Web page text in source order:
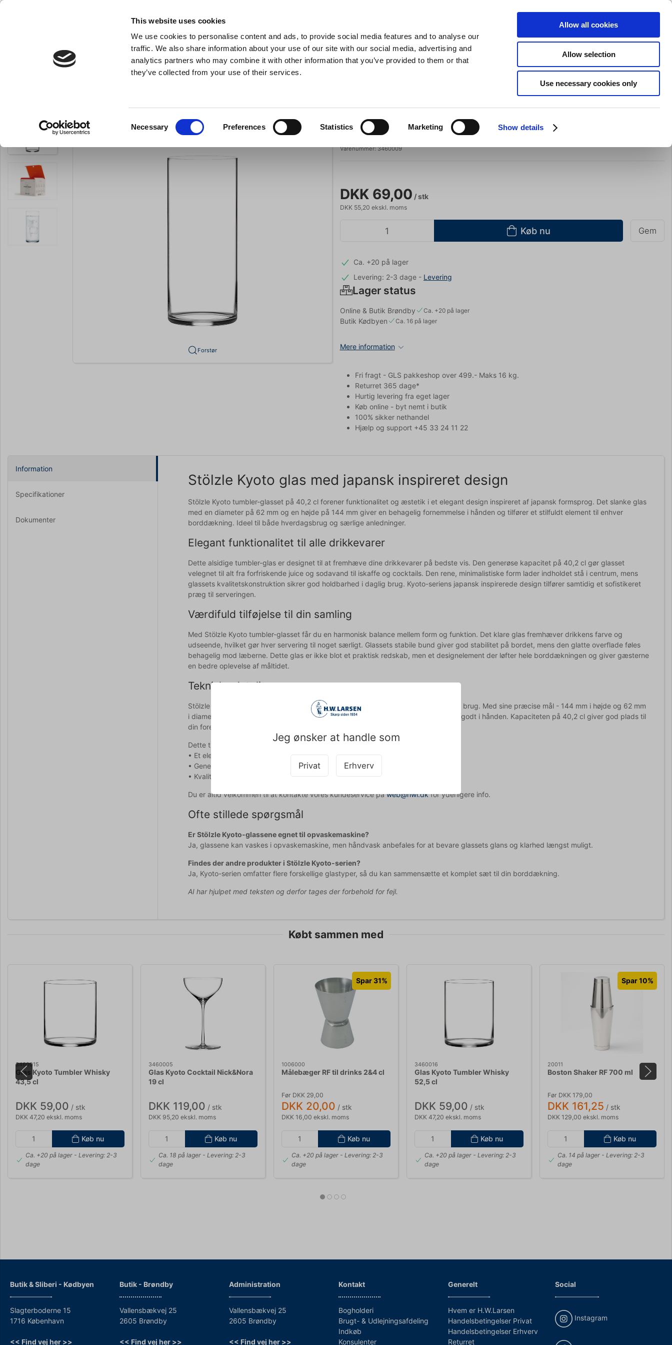
This website uses cookies
We use cookies to personalise content and ads, to provide social media features and to analyse our
traffic. We also share information about your use of our site with our social media, advertising and
analytics partners who may combine it with other information that you’ve provided to them or that
they’ve collected from your use of their services.
Necessary Preferences Statistics Marketing Show details
Allow all cookies
Allow selection
Use necessary cookies only
- Køkkenudstyr til professionelle og entusiaster Søg Indkøbskurv (0)
Køkkenredskaber Gryder & Pander Grill Barudstyr Tilbud Brands Slibning
Jeg ønsker at handle som
Privat Erhverv
Forstør
Stölzle
Glas Kyoto Tumbler 40,2 cl
Varenummer:3460009
DKK 69,00 / stk
DKK 55,20 ekskl. moms
Køb nu Gem
Ca. +20 på lager
Levering: 2-3 dage - Levering
Lager status
Online & Butik Brøndby Ca. +20 på lager
Butik Kødbyen Ca. 16 på lager
Mere information
Fri fragt - GLS pakkeshop over 499.- Maks 16 kg.
Returret 365 dage*
Hurtig levering fra eget lager
Køb online - byt nemt i butik
100% sikker nethandel
Hjælp og support +45 33 24 11 22
Information
Specifikationer
Dokumenter
Stölzle Kyoto glas med japansk inspireret design
Stölzle Kyoto tumbler-glasset på 40,2 cl forener funktionalitet og æstetik i et elegant design inspireret af japansk formsprog. Det slanke glas
med en diameter på 62 mm og en højde på 144 mm giver en behagelig fornemmelse i hånden og tilfører et stilfuldt element til enhver
borddækning. Ideel til både hverdagsbrug og særlige anledninger.
Elegant funktionalitet til alle drikkevarer
Dette alsidige tumbler-glas er designet til at fremhæve dine drikkevarer på bedste vis. Den generøse kapacitet på 40,2 cl gør glasset
velegnet til alt fra forfriskende juice og sodavand til iskaffe og cocktails. Den rene, minimalistiske form lader indholdet stå i centrum, mens
glassets kvalitetskonstruktion sikrer god holdbarhed i daglig brug. Kyoto-seriens japansk inspirerede design tilfører samtidig et sofistikeret
præg til serveringen.
Værdifuld tilføjelse til din samling
Med Stölzle Kyoto tumbler-glasset får du en harmonisk balance mellem form og funktion. Det klare glas fremhæver drikkens farve og
udseende, hvilket gør hver servering til noget særligt. Glassets stabile bund giver god stabilitet på bordet, mens den glatte overflade føles
behagelig mod læberne. Dette glas er ikke blot et praktisk redskab, men et designelement der løfter hele borddækningen og giver gæsterne
en bedre oplevelse af måltidet.
Tekniske detaljer
Stölzle Kyoto tumbler-glasset er fremstillet af holdbart kvalitetsglas, der tåler daglig brug. Med sine præcise mål - 144 mm i højde og 62 mm
i diameter - har glasset en harmonisk proportion, der både ser elegant ud og ligger godt i hånden. Kapaciteten på 40,2 cl giver god plads til
din foretrukne drik, med eller uden is.
Dette tumbler-glas fra Stölzle giver dig:
• Et elegant, japansk inspireret design der tilfører stil til enhver anledning
• Generøs kapacitet på 40,2 cl til diverse kolde drikke
• Kvalitetsglas med god holdbarhed til daglig brug
Du er altid velkommen til at kontakte vores kundeservice påweb@hwl.dkfor yderligere info.
Ofte stillede spørgsmål
Er Stölzle Kyoto-glassene egnet til opvaskemaskine?
Ja, glassene kan vaskes i opvaskemaskine, men håndvask anbefales for at bevare glassets glans og klarhed længst muligt.
Findes der andre produkter i Stölzle Kyoto-serien?
Ja, Kyoto-serien omfatter flere forskellige glastyper, så du kan sammensætte et komplet sæt til din borddækning.
AI har hjulpet med teksten og derfor tages der forbehold for fejl.
Købt sammen med
3460015
Glas Kyoto Tumbler Whisky
43,5 cl
DKK 59,00 / stk
DKK 47,20 ekskl. moms
Køb nu
Ca. +20 på lager- Levering: 2-3
dage
3460005
Glas Kyoto Cocktail Nick&Nora
19 cl
DKK 119,00 / stk
DKK 95,20 ekskl. moms
Køb nu
Ca. 18 på lager - Levering: 2-3
dage
Spar 31%
1006000
Målebæger RF til drinks 2&4 cl
Før DKK 29,00
DKK 20,00 / stk
DKK 16,00 ekskl. moms
Køb nu
Ca. +20 på lager- Levering: 2-3
dage
3460016
Glas Kyoto Tumbler Whisky
52,5 cl
DKK 59,00 / stk
DKK 47,20 ekskl. moms
Køb nu
Ca. +20 på lager- Levering: 2-3
dage
Spar 10%
20011
Boston Shaker RF 700 ml
Før DKK 179,00
DKK 161,25 / stk
DKK 129,00 ekskl. moms
Køb nu
Ca. 14 på lager - Levering: 2-3
dage
Butik & Sliberi - Kødbyen
Slagterboderne 15
1716 København
<< Find vej her >>
Butik - Brøndby
Vallensbækvej 25
2605 Brøndby
<< Find vej her >>
Administration
Vallensbækvej 25
2605 Brøndby
<< Find vej her >>
Kontakt
Bogholderi
Brugt- & Udlejningsafdeling
Indkøb
Konsulenter
Generelt
Hvem er H.W.Larsen
Handelsbetingelser Privat
Handelsbetingelser Erhverv
Returret
Social
Instagram